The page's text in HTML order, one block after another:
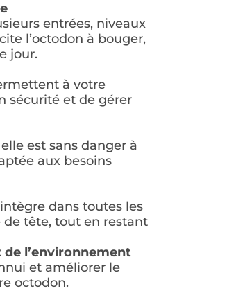
entrées, niveaux
l’octodon à bouger,
jour.
à votre
sécurité et de gérer
est sans danger à
aux besoins
dans toutes les
de tête, tout en restant
de l’environnement
et améliorer le
octodon.